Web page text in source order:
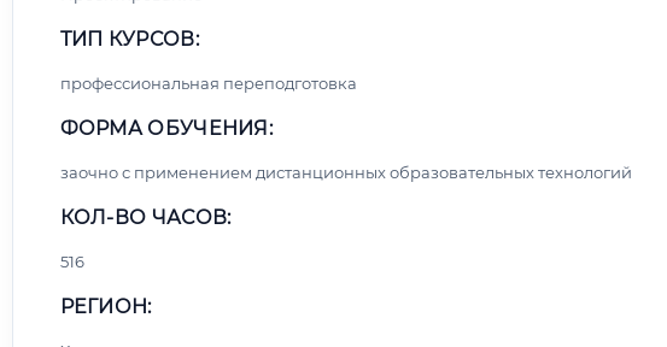
ТИП КУРСОВ:
профессиональная переподготовка
ФОРМА ОБУЧЕНИЯ:
заочно с применением дистанционных образовательных технологий
КОЛ-ВО ЧАСОВ:
516
РЕГИОН: